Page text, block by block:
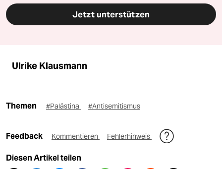
Jetzt unterstützen
Ulrike Klausmann
Themen #Palästina #Antisemitismus
Feedback Kommentieren Fehlerhinweis
Diesen Artikel teilen